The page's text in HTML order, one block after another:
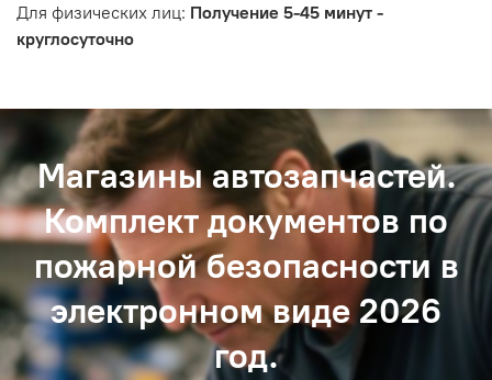
Для физических лиц: Получение 5-45 минут -
круглосуточно
Магазины автозапчастей.
Комплект документов по
пожарной безопасности в
электронном виде 2026
год.